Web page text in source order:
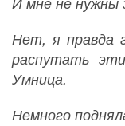
Нет, я правда
распутать
Умница.
Немного